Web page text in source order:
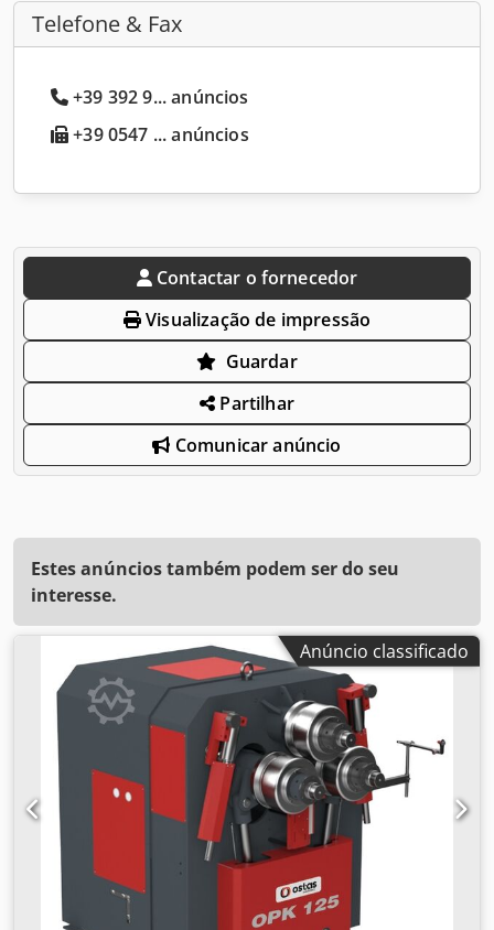
Telefone & Fax
+39 392 9... anúncios
+39 0547 ... anúncios
Contactar o fornecedor
Visualização de impressão
Guardar
Partilhar
Comunicar anúncio
Estes anúncios também podem ser do seu
interesse.
Anúncio classificado